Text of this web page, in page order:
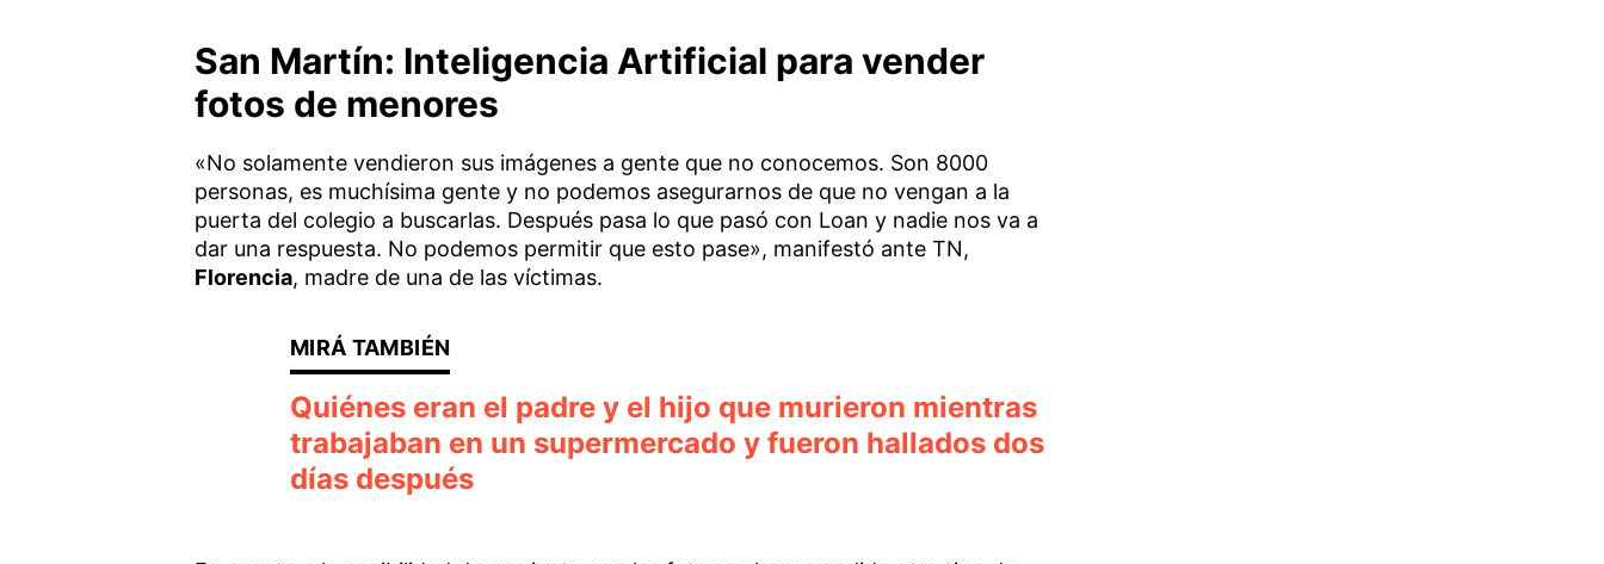
San Martín: Inteligencia Artificial para vender
fotos de menores
«No solamente vendieron sus imágenes a gente que no conocemos. Son 8000
personas, es muchísima gente y no podemos asegurarnos de que no vengan a la
puerta del colegio a buscarlas. Después pasa lo que pasó con Loan y nadie nos va a
dar una respuesta. No podemos permitir que esto pase», manifestó ante TN,
Florencia, madre de una de las víctimas.
Quiénes eran el padre y el hijo que murieron mientras
trabajaban en un supermercado y fueron hallados dos
días después